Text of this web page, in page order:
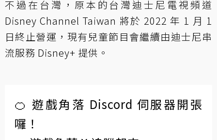
不過在台灣，原本的台灣迪士尼電視頻道
Disney Channel Taiwan 將於 2022 年 1 月 1
日終止營運，現有兒童節目會繼續由迪士尼串
流服務 Disney+ 提供。
🍊 遊戲角落 Discord 伺服器開張
囉！